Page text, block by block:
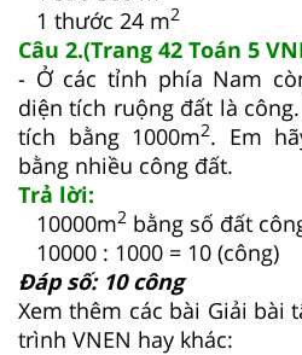
1 thước 24 m2
Câu 2.(Trang 42 Toán 5
- Ở các tỉnh phía Nam
diện tích ruộng đất là
tích bằng 1000m2. Em
bằng nhiều công đất.
Trả lời:
10000m2 bằng số đất
10000 : 1000 = 10 (công)
Đáp số: 10 công
Xem thêm các bài Giải bài
trình VNEN hay khác: